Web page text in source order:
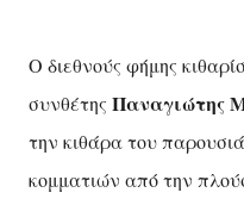
Ο διεθνούς φήμης
συνθέτης Παναγιώτης
την κιθάρα του
κομματιών από την